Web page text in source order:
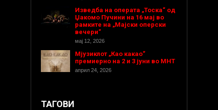
Изведба на операта „Тоска“ од
Џакомо Пучини на 16 мај во
рамките на „Мајски оперски
вечери“
мај 12, 2026
Мјузиклот „Као какао“
премиерно на 2 и 3 јуни во МНТ
април 24, 2026
ТАГОВИ